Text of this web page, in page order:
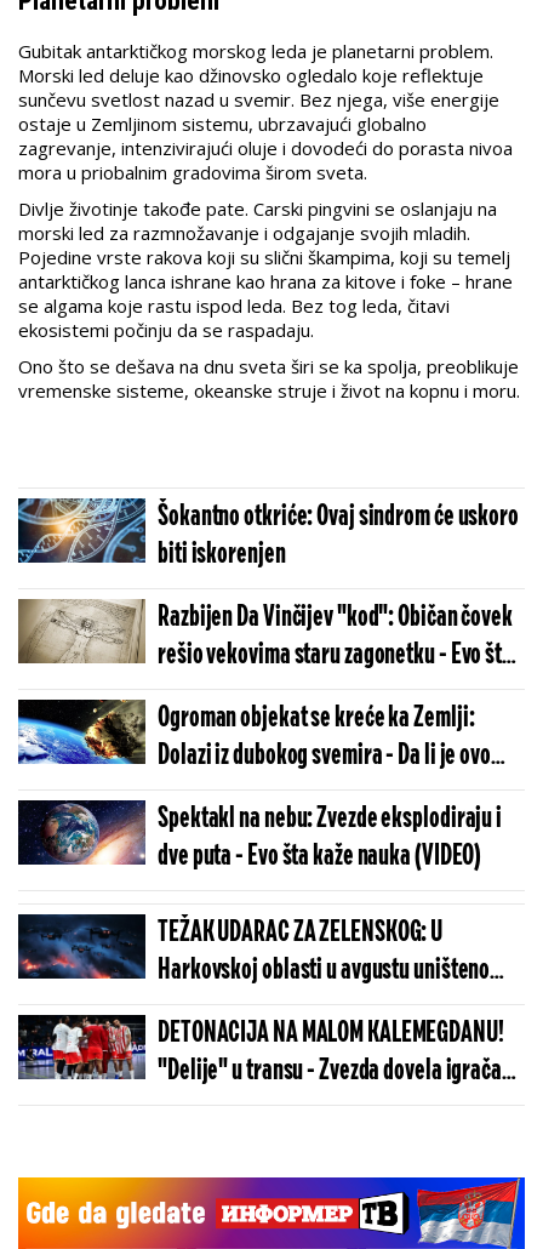
Gubitak antarktičkog morskog leda je planetarni problem.
Morski led deluje kao džinovsko ogledalo koje reflektuje
sunčevu svetlost nazad u svemir. Bez njega, više energije
ostaje u Zemljinom sistemu, ubrzavajući globalno
zagrevanje, intenzivirajući oluje i dovodeći do porasta nivoa
mora u priobalnim gradovima širom sveta.
Divlje životinje takođe pate. Carski pingvini se oslanjaju na
morski led za razmnožavanje i odgajanje svojih mladih.
Pojedine vrste rakova koji su slični škampima, koji su temelj
antarktičkog lanca ishrane kao hrana za kitove i foke – hrane
se algama koje rastu ispod leda. Bez tog leda, čitavi
ekosistemi počinju da se raspadaju.
Ono što se dešava na dnu sveta širi se ka spolja, preoblikuje
vremenske sisteme, okeanske struje i život na kopnu i moru.
Šokantno otkriće: Ovaj sindrom će uskoro
biti iskorenjen
Razbijen Da Vinčijev "kod": Običan čovek
rešio vekovima staru zagonetku - Evo šta
je smisao svega
Ogroman objekat se kreće ka Zemlji:
Dolazi iz dubokog svemira - Da li je ovo
ledena kometa?
Spektakl na nebu: Zvezde eksplodiraju i
dve puta - Evo šta kaže nauka (VIDEO)
TEŽAK UDARAC ZA ZELENSKOG: U
Harkovskoj oblasti u avgustu uništeno
više od 100 „baba jaga“
DETONACIJA NA MALOM KALEMEGDANU!
"Delije" u transu - Zvezda dovela igrača
Real Madrida!